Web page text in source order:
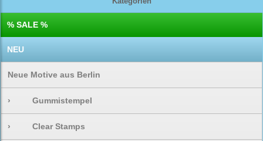
% SALE %
NEU
Neue Motive aus Berlin
› Gummistempel
› Clear Stamps